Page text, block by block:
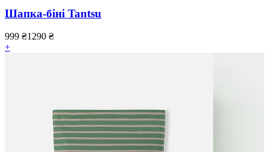
Шапка-біні Tantsu
999 ₴1290 ₴
+